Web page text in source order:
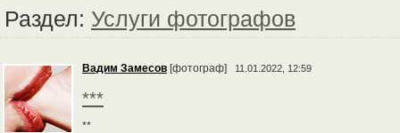
Раздел: Услуги фотографов
Вадим Замесов [фотограф] 11.01.2022, 12:59
***
**